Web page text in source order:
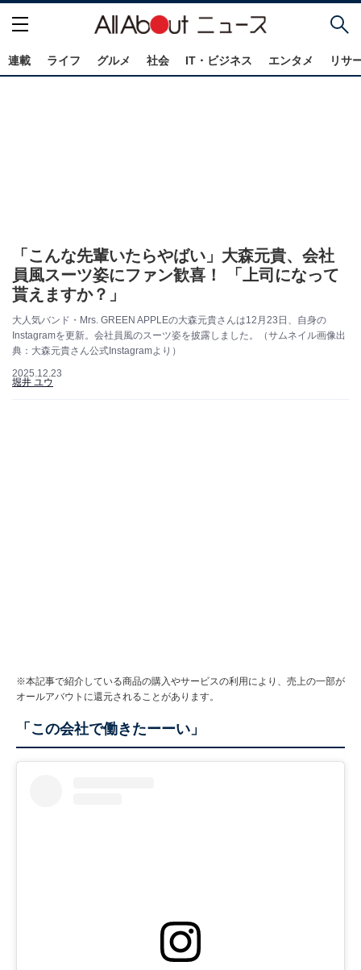
連載 ライフ グルメ 社会 IT・ビジネス エンタメ リサ
「こんな先輩いたらやばい」大森元貴、会社
員風スーツ姿にファン歓喜！ 「上司になって
貰えますか？」
大人気バンド・Mrs. GREEN APPLEの大森元貴さんは12月23日、自身の
Instagramを更新。会社員風のスーツ姿を披露しました。（サムネイル画像出
典：大森元貴さん公式Instagramより）
2025.12.23
堀井 ユウ
※本記事で紹介している商品の購入やサービスの利用により、売上の一部が
オールアバウトに還元されることがあります。
「この会社で働きたーーい」